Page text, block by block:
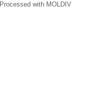
Processed with MOLDIV